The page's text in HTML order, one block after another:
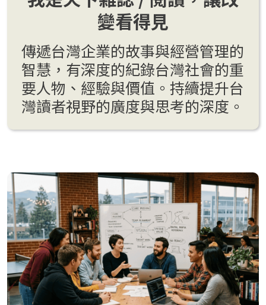
變看得見
傳遞台灣企業的故事與經營管理的
智慧，有深度的紀錄台灣社會的重
要人物、經驗與價值。持續提升台
灣讀者視野的廣度與思考的深度。